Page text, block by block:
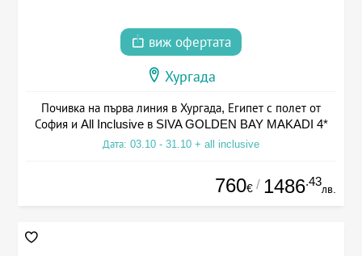
виж офертата
Хургада
Почивка на първа линия в Хургада, Египет с полет от
София и All Inclusive в SIVA GOLDEN BAY MAKADI 4*
Дата: 03.10 - 31.10 + all inclusive
760€ / 1486.43
лв.